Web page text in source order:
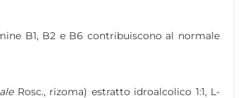
B1, B2 e B6 contribuiscono al normale
Rosc., rizoma) estratto idroalcolico 1:1, L-